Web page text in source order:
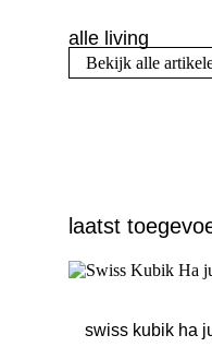
alle living
Bekijk alle
laatst
swiss kubik ha